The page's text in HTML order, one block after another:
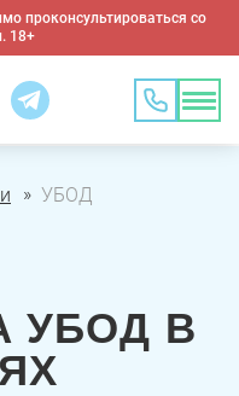
проконсультироваться со
18+
УБОД
УБОД В